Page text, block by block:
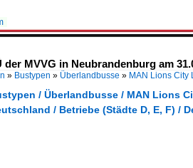
MVVG in Neubrandenburg am
» Bustypen » Überlandbusse » MAN Lions City
/ Überlandbusse / MAN Lions
/ Betriebe (Städte D, E, F) /